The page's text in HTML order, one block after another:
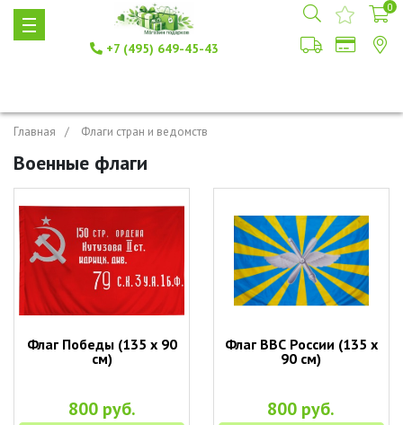
+7 (495) 649-45-43
0
Главная Флаги стран и ведомств
Военные флаги
Флаг Победы (135 х 90
см)
800 руб.
Флаг ВВС России (135 х
90 см)
800 руб.